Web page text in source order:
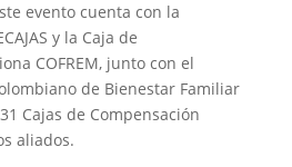
evento cuenta con la
y la Caja de
COFREM, junto con el
de Bienestar Familiar
Cajas de Compensación
aliados.